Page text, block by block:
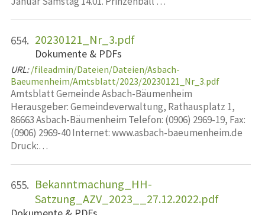
654. 20230121_Nr_3.pdf
Dokumente & PDFs
URL: /fileadmin/Dateien/Dateien/Asbach-
Baeumenheim/Amtsblatt/2023/20230121_Nr_3.pdf
Amtsblatt Gemeinde Asbach-Bäumenheim
Herausgeber: Gemeindeverwaltung, Rathausplatz 1,
86663 Asbach-Bäumenheim Telefon: (0906) 2969-19, Fax:
(0906) 2969-40 Internet: www.asbach-baeumenheim.de
Druck:…
655. Bekanntmachung_HH-
Satzung_AZV_2023__27.12.2022.pdf